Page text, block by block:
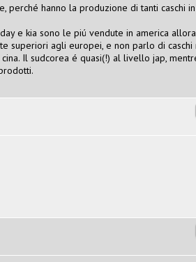
perché hanno la produzione di tanti caschi
e kia sono le piú vendute in america
superiori agli europei, e non parlo di
Il sudcorea é quasi(!) al livello jap,